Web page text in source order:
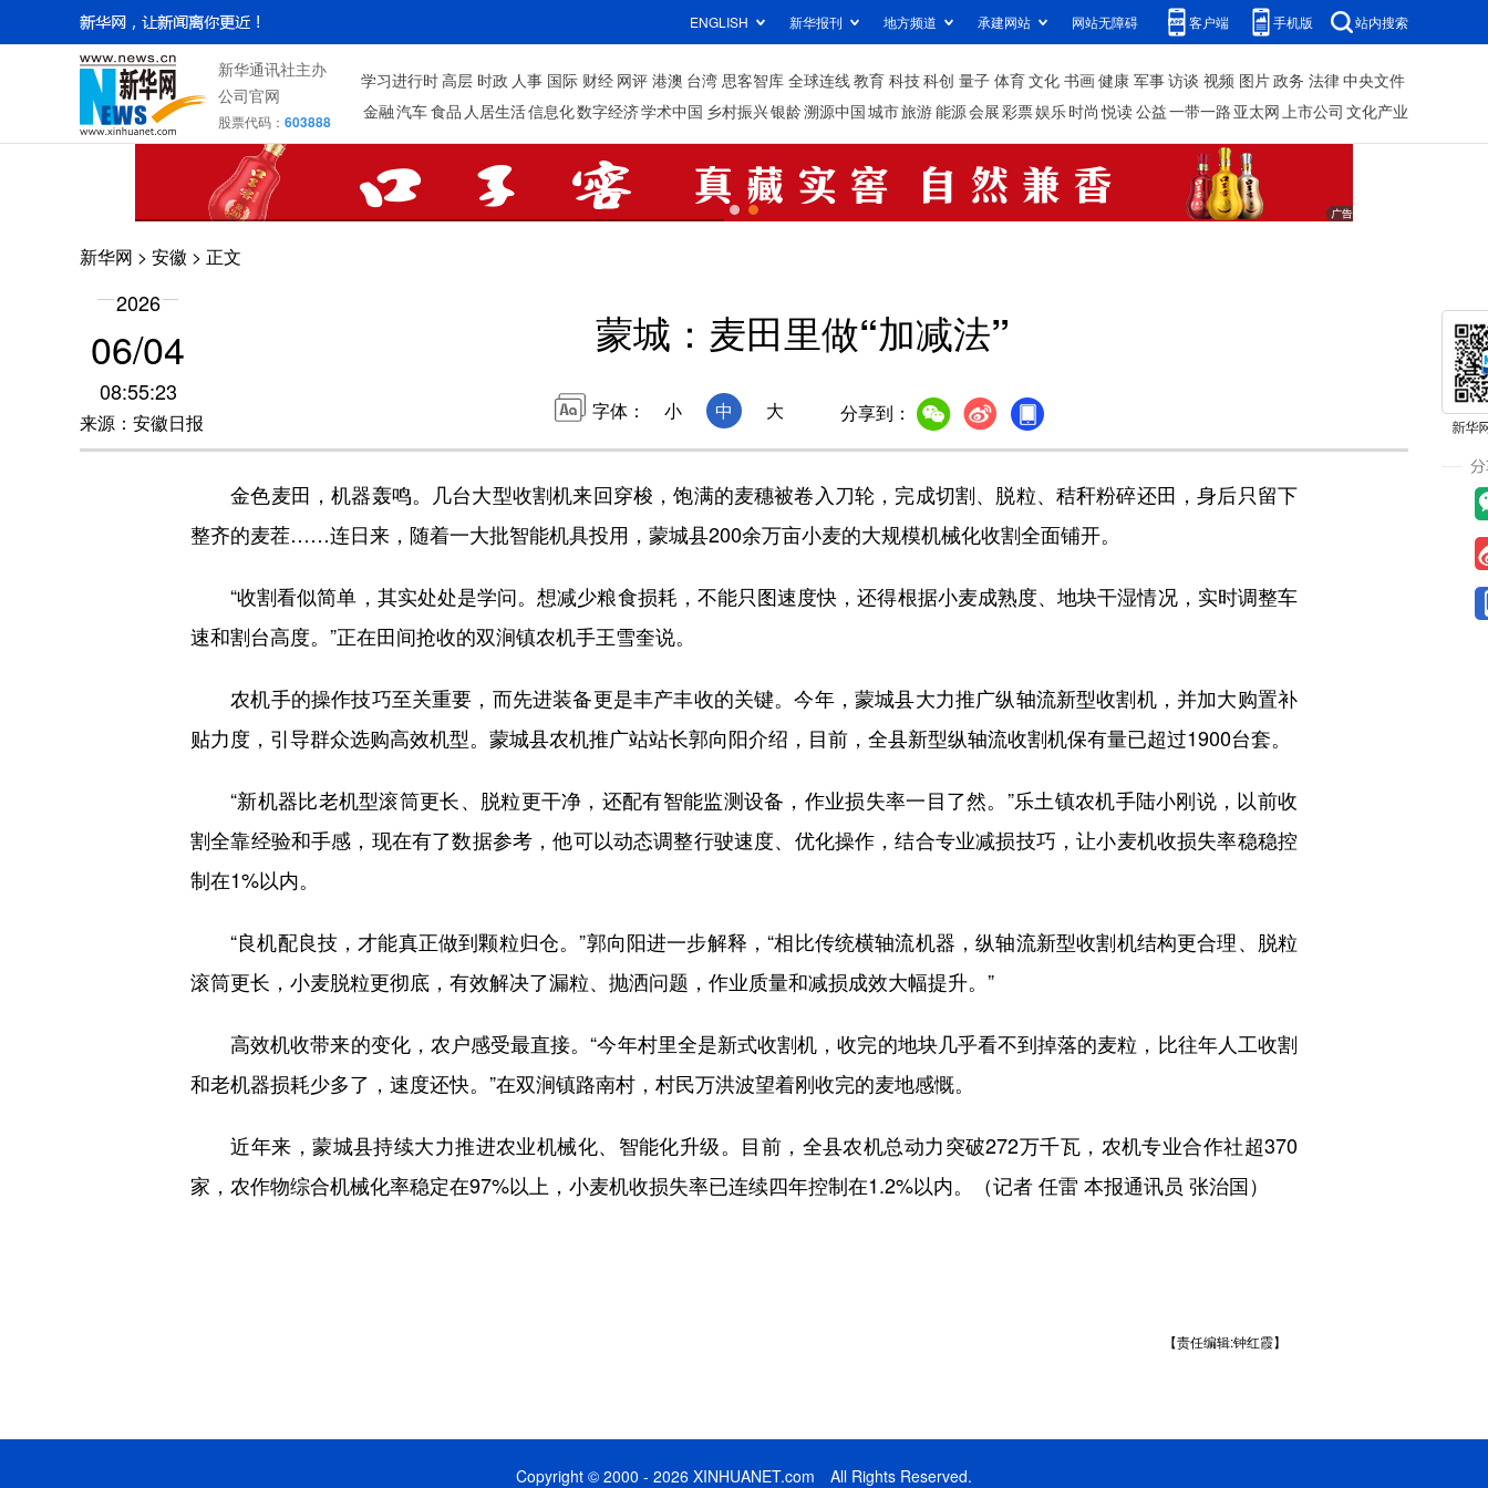
ENGLISH 新华报刊 地方频道 承建网站 网站无障碍 客户端 手机版 站内搜索
新华通讯社主办
公司官网
股票代码： 603888
学习进行时高层 时政 人事 国际 财经 网评 港澳 台湾 思客智库 全球连线教育 科技科创 量子 体育文化 书画健康 军事访谈 视频 图片政务 法律中央文件
金融汽车食品 人居生活信息化数字经济学术中国 乡村振兴银龄溯源中国城市旅游能源会展彩票娱乐时尚 悦读公益一带一路 亚太网上市公司 文化产业
新华网 > 安徽 > 正文
2026
06/04
08:55:23
来源：安徽日报
蒙城：麦田里做“加减法”
字体： 小 中 大 分享到：
金色麦田，机器轰鸣。几台大型收割机来回穿梭，饱满的麦穗被卷入刀轮，完成切割、脱粒、秸秆粉碎还田，身后只留下
整齐的麦茬……连日来，随着一大批智能机具投用，蒙城县200余万亩小麦的大规模机械化收割全面铺开。
“收割看似简单，其实处处是学问。想减少粮食损耗，不能只图速度快，还得根据小麦成熟度、地块干湿情况，实时调整车
速和割台高度。”正在田间抢收的双涧镇农机手王雪奎说。
农机手的操作技巧至关重要，而先进装备更是丰产丰收的关键。今年，蒙城县大力推广纵轴流新型收割机，并加大购置补
贴力度，引导群众选购高效机型。蒙城县农机推广站站长郭向阳介绍，目前，全县新型纵轴流收割机保有量已超过1900台套。
“新机器比老机型滚筒更长、脱粒更干净，还配有智能监测设备，作业损失率一目了然。”乐土镇农机手陆小刚说，以前收
割全靠经验和手感，现在有了数据参考，他可以动态调整行驶速度、优化操作，结合专业减损技巧，让小麦机收损失率稳稳控
制在1%以内。
“良机配良技，才能真正做到颗粒归仓。”郭向阳进一步解释，“相比传统横轴流机器，纵轴流新型收割机结构更合理、脱粒
滚筒更长，小麦脱粒更彻底，有效解决了漏粒、抛洒问题，作业质量和减损成效大幅提升。”
高效机收带来的变化，农户感受最直接。“今年村里全是新式收割机，收完的地块几乎看不到掉落的麦粒，比往年人工收割
和老机器损耗少多了，速度还快。”在双涧镇路南村，村民万洪波望着刚收完的麦地感慨。
近年来，蒙城县持续大力推进农业机械化、智能化升级。目前，全县农机总动力突破272万千瓦，农机专业合作社超370
家，农作物综合机械化率稳定在97%以上，小麦机收损失率已连续四年控制在1.2%以内。（记者 任雷 本报通讯员 张治国）
【责任编辑:钟红霞】
Copyright © 2000 - 2026 XINHUANET.com All Rights Reserved.